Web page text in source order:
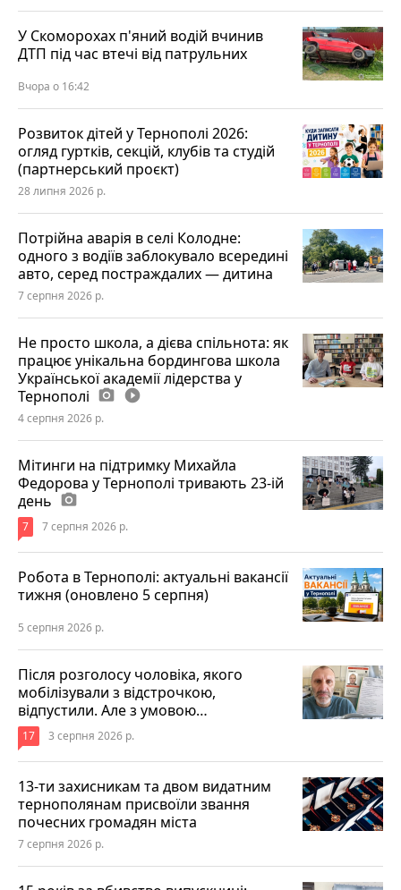
У Скоморохах п'яний водій вчинив
ДТП під час втечі від патрульних
Вчора о 16:42
Розвиток дітей у Тернополі 2026:
огляд гуртків, секцій, клубів та студій
(партнерський проєкт)
28 липня 2026 р.
Потрійна аварія в селі Колодне:
одного з водіїв заблокувало всередині
авто, серед постраждалих — дитина
7 серпня 2026 р.
Не просто школа, а дієва спільнота: як
працює унікальна бордингова школа
Української академії лідерства у
Тернополі photo_camera play_circle_filled
4 серпня 2026 р.
Мітинги на підтримку Михайла
Федорова у Тернополі тривають 23-ій
день photo_camera
7 7 серпня 2026 р.
Робота в Тернополі: актуальні вакансії
тижня (оновлено 5 серпня)
5 серпня 2026 р.
Після розголосу чоловіка, якого
мобілізували з відстрочкою,
відпустили. Але з умовою…
17 3 серпня 2026 р.
13-ти захисникам та двом видатним
тернополянам присвоїли звання
почесних громадян міста
7 серпня 2026 р.